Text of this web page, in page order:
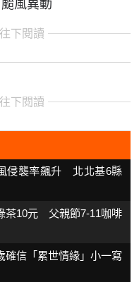
風異動
下閱讀
下閱讀
侵襲率飆升 北北基6縣
茶10元 父親節7-11咖啡
確信「累世情緣」小一寫